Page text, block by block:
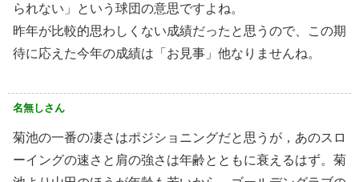
られない」という球団の意思ですよね。
昨年が比較的思わしくない成績だったと思うので、この期
待に応えた今年の成績は「お見事」他なりませんね。
名無しさん
菊池の一番の凄さはポジショニングだと思うが，あのスロ
ーイングの速さと肩の強さは年齢とともに衰えるはず。菊